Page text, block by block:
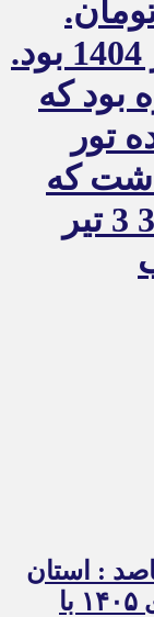
تومان.
تاریخ سفر از 5 تا 19 آذر 1404 بود.
3ستاره بود که
تور
که
هتل 1 مینا امانی 2 415 3 3 تیر
: استان
گیلانلاهیجانرودسر سفرنامه های ۱۴۰۵ با